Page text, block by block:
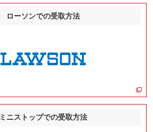
ローソンでの受取方法
ミニストップでの受取方法